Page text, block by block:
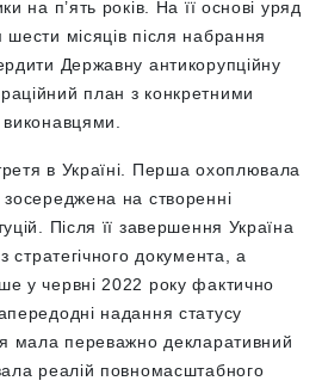
на п’ять років. На її основі уряд
шести місяців після набрання
Державну антикорупційну
план з конкретними
в Україні. Перша охоплювала
на створенні
Після її завершення Україна
стратегічного документа, а
у червні 2022 року фактично
надання статусу
мала переважно декларативний
реалій повномасштабного